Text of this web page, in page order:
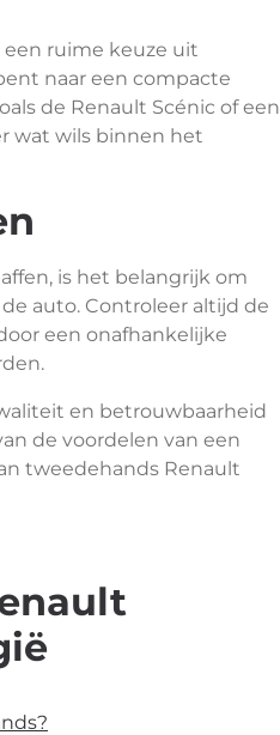
ruime keuze uit
naar een compacte
de Renault Scénic of een
wat wils binnen het
is het belangrijk om
auto. Controleer altijd de
een onafhankelijke
en betrouwbaarheid
de voordelen van een
tweedehands Renault